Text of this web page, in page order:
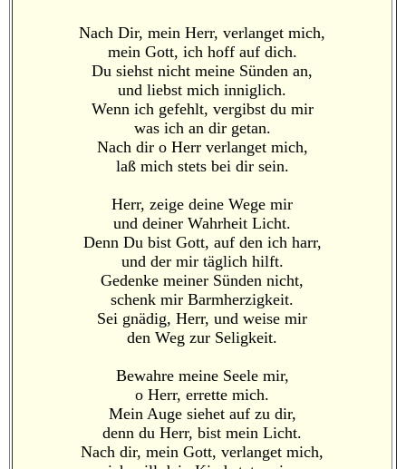
Nach Dir, mein Herr, verlanget mich,
mein Gott, ich hoff auf dich.
Du siehst nicht meine Sünden an,
und liebst mich inniglich.
Wenn ich gefehlt, vergibst du mir
was ich an dir getan.
Nach dir o Herr verlanget mich,
laß mich stets bei dir sein.
Herr, zeige deine Wege mir
und deiner Wahrheit Licht.
Denn Du bist Gott, auf den ich harr,
und der mir täglich hilft.
Gedenke meiner Sünden nicht,
schenk mir Barmherzigkeit.
Sei gnädig, Herr, und weise mir
den Weg zur Seligkeit.
Bewahre meine Seele mir,
o Herr, errette mich.
Mein Auge siehet auf zu dir,
denn du Herr, bist mein Licht.
Nach dir, mein Gott, verlanget mich,